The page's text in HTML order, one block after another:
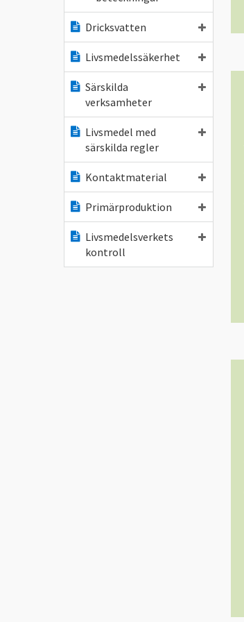
Dricksvatten
Livsmedelssäkerhet
Särskilda
verksamheter
Livsmedel med
särskilda regler
Kontaktmaterial
Primärproduktion
Livsmedelsverkets
kontroll